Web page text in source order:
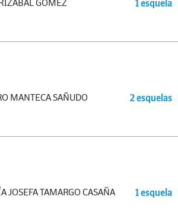
GÓMEZ 1 esquela
MANTECA SAÑUDO 2 esquelas
JOSEFA TAMARGO CASAÑA 1 esquela